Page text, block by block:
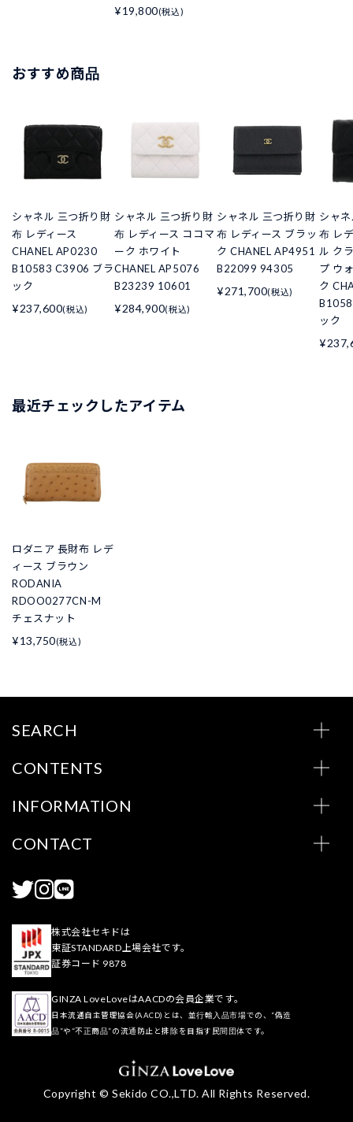
¥19,800(税込)
おすすめ商品
シャネル 三つ折り財
布 レディース
CHANEL AP0230
B10583 C3906 ブラ
ック
¥237,600(税込)
シャネル 三つ折り財
布 レディース ココマ
ーク ホワイト
CHANEL AP5076
B23239 10601
¥284,900(税込)
シャネル 三つ折り財
布 レディース ブラッ
ク CHANEL AP4951
B22099 94305
¥271,700(税込)
シャ
布 レ
ル ク
プ ウ
ク
ック
最近チェックしたアイテム
ロダニア 長財布 レデ
ィース ブラウン
RODANIA
RDOO0277CN-M
チェスナット
¥13,750(税込)
SEARCH
CONTENTS
INFORMATION
CONTACT
株式会社セキドは
東証STANDARD上場会社です。
証券コード 9878
GINZA LoveLoveはAACDの会員企業です。
日本流通自主管理協会(AACD)とは、並行輸入品市場での、“偽造
品”や“不正商品”の流通防止と排除を目指す民間団体です。
Copyright © Sekido CO.,LTD. All Rights Reserved.